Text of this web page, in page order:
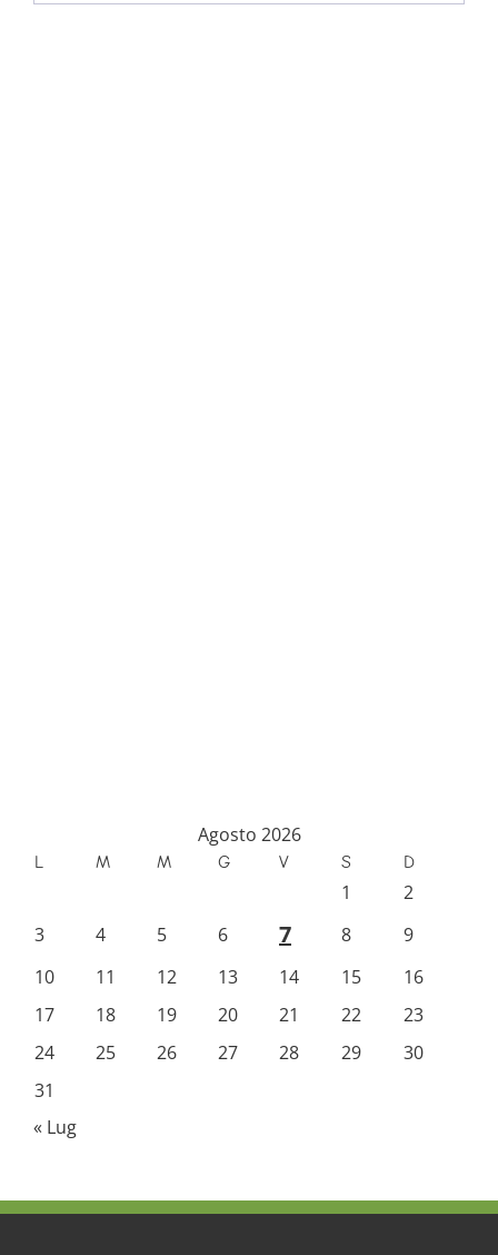
Agosto 2026
L M M G V S D
1
2
3
4 5 6 7 8
9
10
11 12 13 14 15
16
17
18 19 20 21 22
23
24
25 26 27 28 29
30
31
« Lug